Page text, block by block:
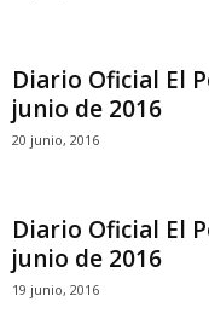
Diario Oficial El
junio de 2016
20 junio, 2016
Diario Oficial El
junio de 2016
19 junio, 2016